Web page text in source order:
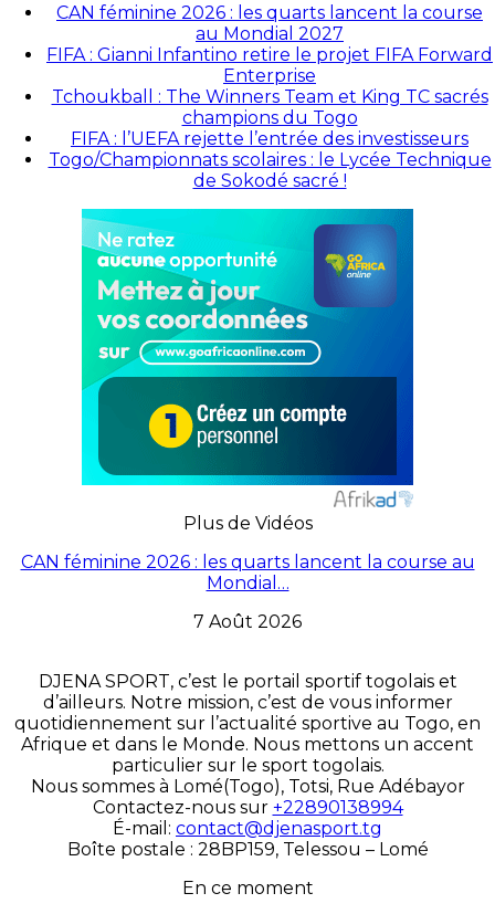
CAN féminine 2026 : les quarts lancent la course
au Mondial 2027
FIFA : Gianni Infantino retire le projet FIFA Forward
Enterprise
Tchoukball : The Winners Team et King TC sacrés
champions du Togo
FIFA : l’UEFA rejette l’entrée des investisseurs
Togo/Championnats scolaires : le Lycée Technique
de Sokodé sacré !
Plus de Vidéos
CAN féminine 2026 : les quarts lancent la course au
Mondial…
7 Août 2026
DJENA SPORT, c’est le portail sportif togolais et
d’ailleurs. Notre mission, c’est de vous informer
quotidiennement sur l’actualité sportive au Togo, en
Afrique et dans le Monde. Nous mettons un accent
particulier sur le sport togolais.
Nous sommes à Lomé(Togo), Totsi, Rue Adébayor
Contactez-nous sur +22890138994
É-mail: contact@djenasport.tg
Boîte postale : 28BP159, Telessou – Lomé
En ce moment